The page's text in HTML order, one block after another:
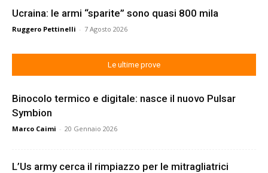
Ucraina: le armi “sparite” sono quasi 800 mila
Ruggero Pettinelli - 7 Agosto 2026
Le ultime prove
Binocolo termico e digitale: nasce il nuovo Pulsar
Symbion
Marco Caimi - 20 Gennaio 2026
L’Us army cerca il rimpiazzo per le mitragliatrici